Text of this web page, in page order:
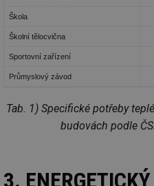
Škola
Školní tělocvična
Sportovní zařízení
Průmyslový závod
Tab. 1) Specifické potřeby
budovách podle
3.